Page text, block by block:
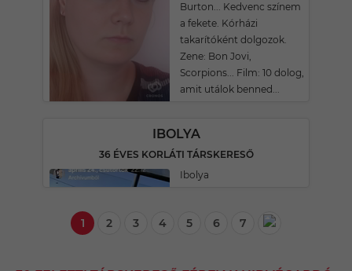
Burton... Kedvenc színem
a fekete. Kórházi
takarítóként dolgozok.
Zene: Bon Jovi,
Scorpions... Film: 10 dolog,
amit utálok benned...
IBOLYA
36 ÉVES KORLÁTI TÁRSKERESŐ
Ibolya
1 2 3 4 5 6 7